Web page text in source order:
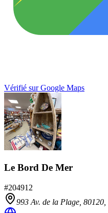
Vérifié sur Google Maps
Le Bord De Mer
#204912
993 Av. de la Plage, 80120